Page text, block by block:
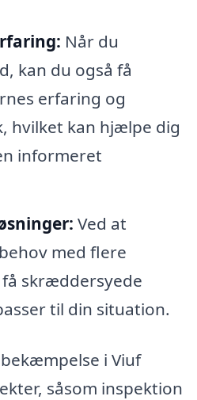
Når du
kan du også få
erfaring og
hvilket kan hjælpe dig
informeret
Ved at
med flere
skræddersyede
til din situation.
i Viuf
såsom inspektion